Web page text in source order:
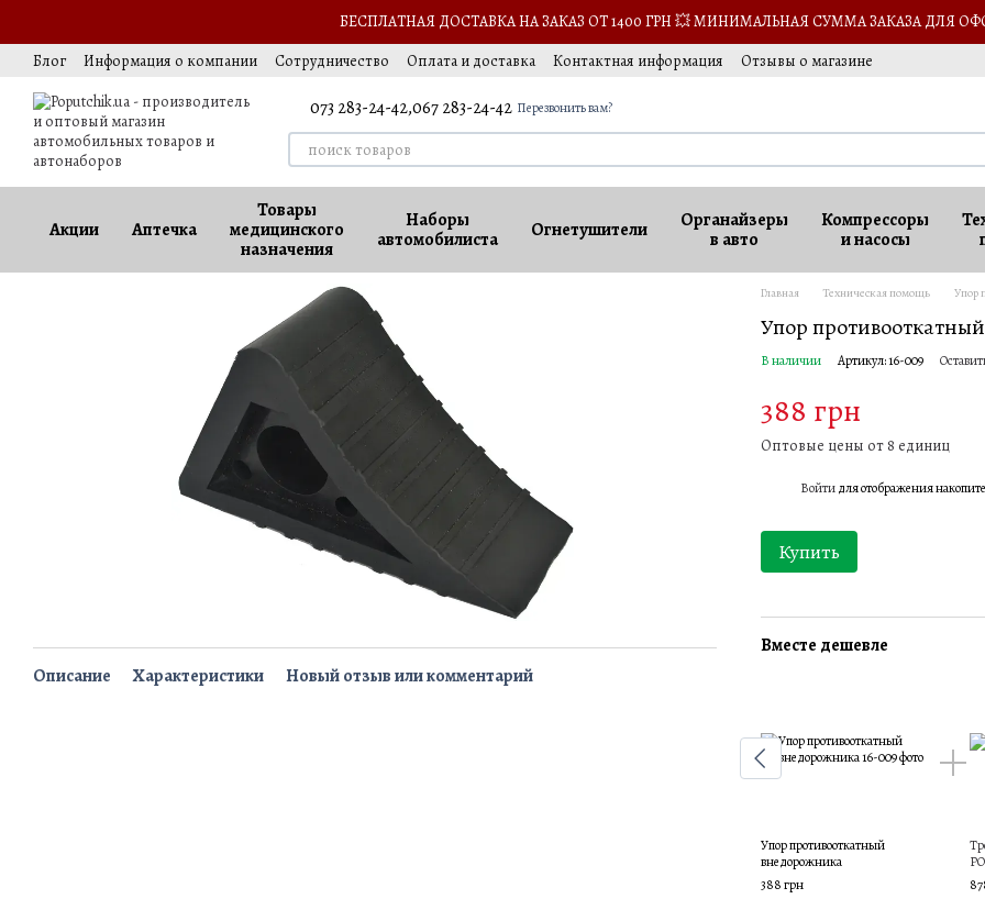
БЕСПЛАТНАЯ ДОСТАВКА НА ЗАКАЗ ОТ 1400 ГРН 💥 МИНИМАЛЬНАЯ СУММА ЗАКАЗА ДЛЯ
Блог
Информация о компании Сотрудничество Оплата и доставка Контактная информация
Отзывы о магазине
073 283-24-42,067 283-24-42 Перезвонить вам?
Акции Аптечка
Товары
медицинского
назначения
Наборы
автомобилиста
Огнетушители
Органайзеры
в авто
Компрессоры
и насосы
Описание Характеристики Новый отзыв или комментарий
Главная Техническая помощь Упор
Упор
В наличии Артикул: 16-009
388 грн
Оптовые цены от 8 единиц
Войтидля отображения
Купить
Вместе дешевле
Упор противооткатный
внедорожника
388 грн